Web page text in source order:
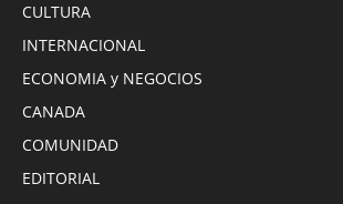
CULTURA
INTERNACIONAL
ECONOMIA y NEGOCIOS
CANADA
COMUNIDAD
EDITORIAL